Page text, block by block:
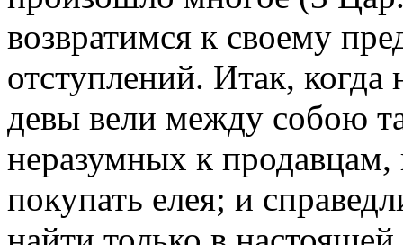
возвратимся к своему
отступлений. Итак,
девы вели между собою
неразумных к
покупать елея; и